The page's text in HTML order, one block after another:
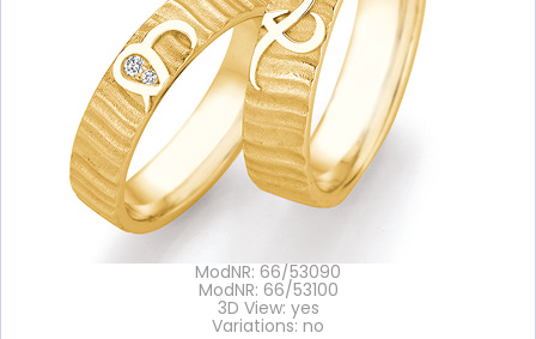
ModNR: 66/53090
ModNR: 66/53100
3D View: yes
Variations: no